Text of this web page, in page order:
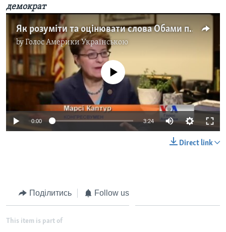
демократ
Як розуміти та оцінювати слова Обами про Україну, пояснила конгресвумен-демократ. Відео
byГолос Америки Українською
No media source currently available
0:00 3:24
Direct link
Поділитись Follow us
This item is part of